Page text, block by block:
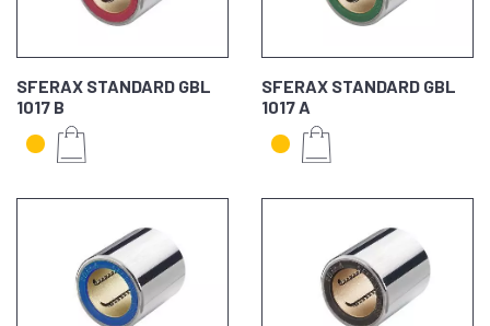
SFERAX STANDARD GBL
1017 B
SFERAX STANDARD GBL
1017 A